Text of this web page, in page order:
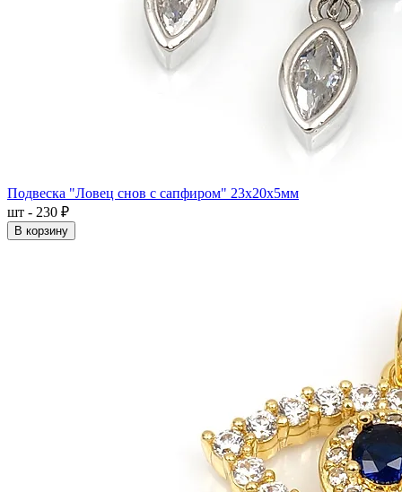
Подвеска "Ловец снов с сапфиром" 23x20x5мм
шт - 230 ₽
В корзину